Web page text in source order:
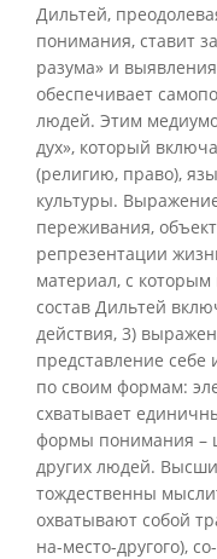
Дильтей,
понимания, ставит
разума» и
обеспечивает
людей. Этим
дух», который
(религию, право),
культуры.
переживания,
репрезентации
материал, с
состав Дильтей
действия, 3)
представление
по своим формам:
схватывает
формы понимания –
других людей.
тождественны
охватывают собой
на-место-другого),